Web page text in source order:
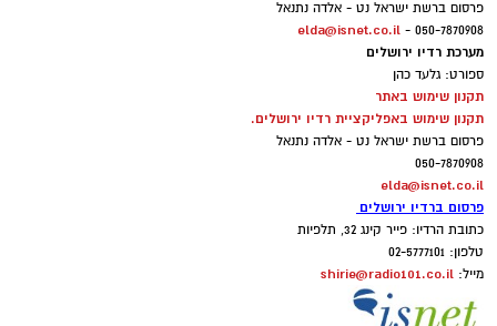
פרסום ברשת ישראל נט - אלדה נתנאל
050-7870908 -
elda@isnet.co.il
מערכת רדיו ירושלים
ספורט: גלעד כהן
תקנון שימוש באתר
תקנון שימוש באפליקציית רדיו ירושלים.
פרסום ברשת ישראל נט - אלדה נתנאל
050-7870908
elda@isnet.co.il
פרסום ברדיו ירושלים
כתובת הרדיו: פייר קינג 32, תלפיות
טלפון: 02-5777101
מייל: shirie@radio101.co.il